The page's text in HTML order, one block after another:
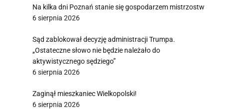
Na kilka dni Poznań stanie się gospodarzem mistrzostw
6 sierpnia 2026
Sąd zablokował decyzję administracji Trumpa.
„Ostateczne słowo nie będzie należało do
aktywistycznego sędziego”
6 sierpnia 2026
Zaginął mieszkaniec Wielkopolski!
6 sierpnia 2026